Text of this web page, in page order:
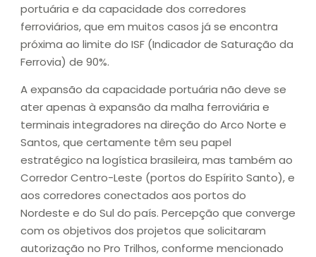
portuária e da capacidade dos corredores
ferroviários, que em muitos casos já se encontra
próxima ao limite do ISF (Indicador de Saturação da
Ferrovia) de 90%.
A expansão da capacidade portuária não deve se
ater apenas à expansão da malha ferroviária e
terminais integradores na direção do Arco Norte e
Santos, que certamente têm seu papel
estratégico na logística brasileira, mas também ao
Corredor Centro-Leste (portos do Espírito Santo), e
aos corredores conectados aos portos do
Nordeste e do Sul do país. Percepção que converge
com os objetivos dos projetos que solicitaram
autorização no Pro Trilhos, conforme mencionado